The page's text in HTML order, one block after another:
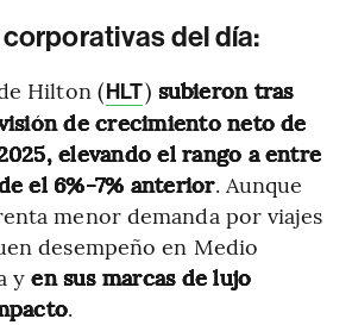
del día:
Hilton (HLT) subieron tras
de crecimiento neto de
elevando el rango a entre
el 6%-7% anterior. Aunque
menor demanda por viajes
desempeño en Medio
yen sus marcas de lujo
.